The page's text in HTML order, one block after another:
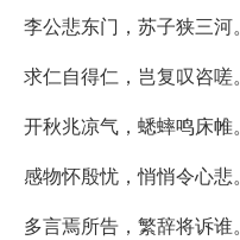
李公悲东门，苏子狭三河。
求仁自得仁，岂复叹咨嗟。
开秋兆凉气，蟋蟀鸣床帷。
感物怀殷忧，悄悄令心悲。
多言焉所告，繁辞将诉谁。